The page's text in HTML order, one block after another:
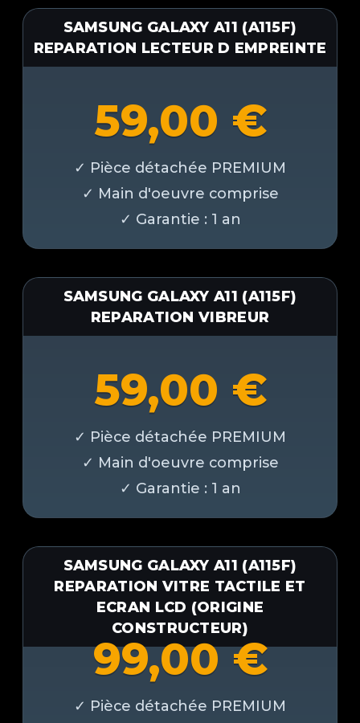
SAMSUNG GALAXY A11 (A115F)
REPARATION LECTEUR D EMPREINTE
59,00 €
SAMSUNG GALAXY A11 (A115F)
REPARATION VIBREUR
59,00 €
SAMSUNG GALAXY A11 (A115F)
REPARATION VITRE TACTILE ET
ECRAN LCD (ORIGINE
CONSTRUCTEUR)
99,00€